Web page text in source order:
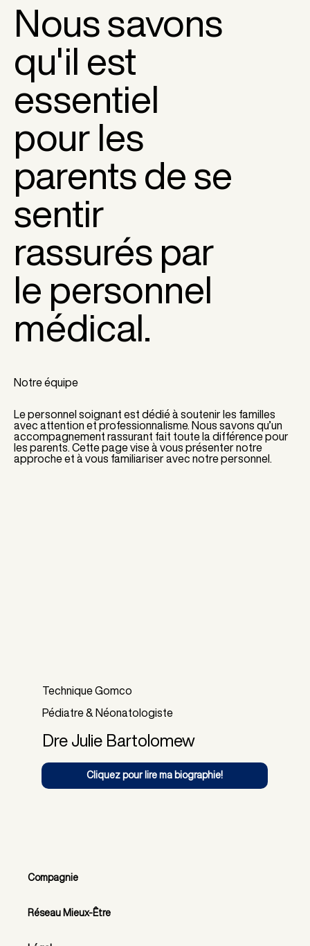
Nous savons
qu'il est
essentiel
pour les
parents de se
sentir
rassurés par
le personnel
médical.
Notre équipe
Le personnel soignant est dédié à soutenir les familles
avec attention et professionnalisme. Nous savons qu’un
accompagnement rassurant fait toute la différence pour
les parents. Cette page vise à vous présenter notre
approche et à vous familiariser avec notre personnel.
Technique Gomco
Pédiatre & Néonatologiste
Dre Julie Bartolomew
Cliquez pour lire ma biographie!
Compagnie
Réseau Mieux-Être